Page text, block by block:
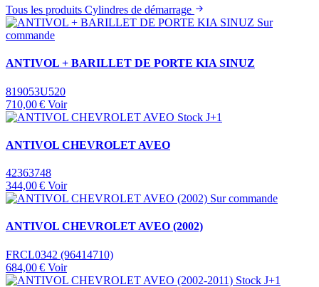
Tous les produits Cylindres de démarrage
Sur
commande
ANTIVOL + BARILLET DE PORTE KIA SINUZ
819053U520
710,00 € Voir
Stock J+1
ANTIVOL CHEVROLET AVEO
42363748
344,00 € Voir
Sur commande
ANTIVOL CHEVROLET AVEO (2002)
FRCL0342 (96414710)
684,00 € Voir
Stock J+1